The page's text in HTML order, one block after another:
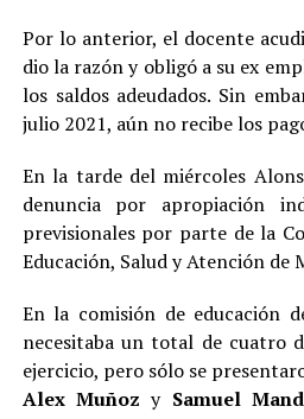
Por lo anterior, el docente
dio la razón y obligó a su ex
los saldos adeudados. Sin
julio 2021, aún no recibe los
En la tarde del miércoles
denuncia por apropiación
previsionales por parte de la
Educación, Salud y Atención de
En la comisión de educación
necesitaba un total de cuatro
ejercicio, pero sólo se
Alex Muñoz y Samuel